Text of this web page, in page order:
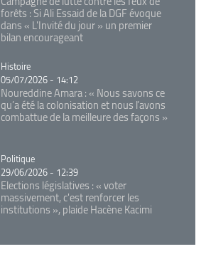
forêts : Si Ali Essaid de la DGF évoque
dans « L'Invité du jour » un premier
bilan encourageant
Catégorie
Histoire
05/07/2026 - 14:12
Noureddine Amara : « Nous savons ce
qu’a été la colonisation et nous l’avons
combattue de la meilleure des façons »
Catégorie
Politique
29/06/2026 - 12:39
Elections législatives : « voter
massivement, c'est renforcer les
institutions », plaide Hacène Kacimi